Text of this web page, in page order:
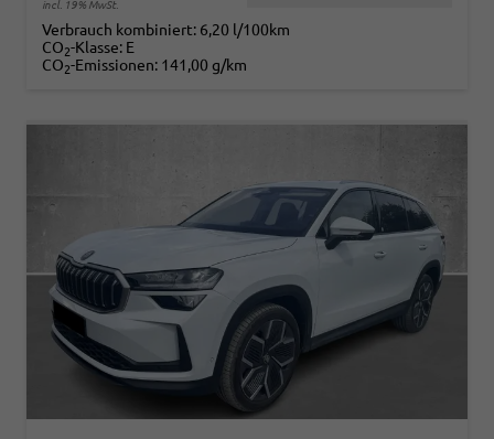
incl. 19% MwSt.
Verbrauch kombiniert: 6,20 l/100km
CO2-Klasse: E
CO2-Emissionen: 141,00 g/km